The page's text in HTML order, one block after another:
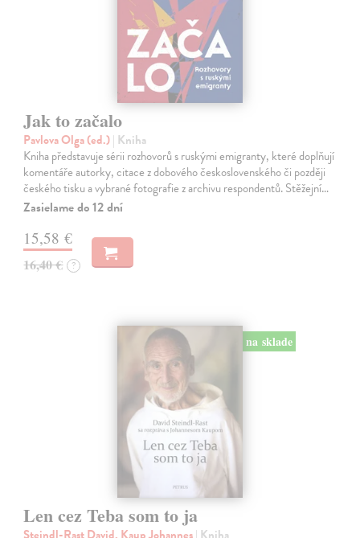
Jak to začalo
Pavlova Olga (ed.)| Kniha
Kniha představuje sérii rozhovorů s ruskými emigranty, které doplňují
komentáře autorky, citace z dobového československého či později
českého tisku a vybrané fotografie z archivu respondentů. Stěžejní…
Zasielame do 12 dní
15,58 €
16,40 € ?
na sklade
Len cez Teba som to ja